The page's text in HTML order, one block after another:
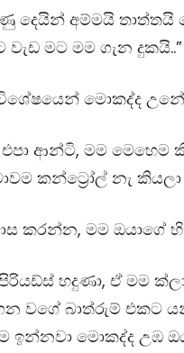
දෙයින් අම්මයි
වැඩ මට මම ගැන දුකයි..”
මොකද්ද
ආන්ටි, මම මෙහෙම
කන්ට්‍රෝල් නැ කියලා
කරන්න, මම
හදුණා, ඒ මම
වගේ බාත්රුම් එකට
ඉන්නවා මොකද්ද උඹ